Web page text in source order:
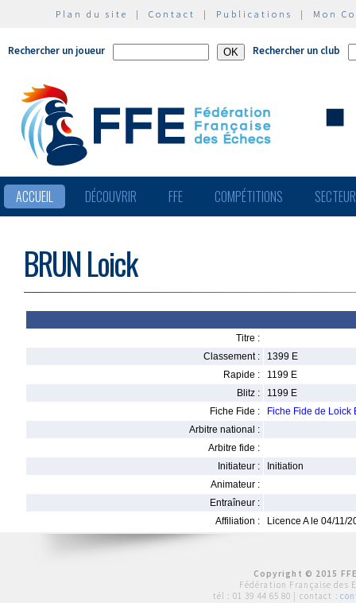
Plan du site | Contact | Publications | Mon
Rechercher un joueur Rechercher un club
ACCUEIL DÉCOUVRIR FFE COMPÉTITIONS
BRUN Loick
Titre :
Classement :
1399 E
Rapide :
1199 E
Blitz :
1199 E
Fiche Fide :
Fiche Fide de Loick
Arbitre national :
Arbitre fide :
Initiateur :
Initiation
Animateur :
Entraîneur :
Affiliation :
Licence A le 04/11/
Copyright © 2015
Fédération Française des
tél : 01 39 44 65 80 | contact :